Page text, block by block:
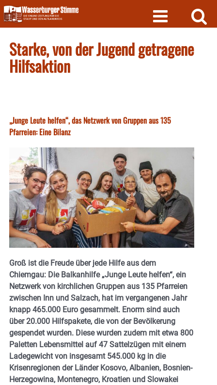
Skip
to
content
Starke, von der Jugend getragene
Hilfsaktion
„Junge Leute helfen“, das Netzwerk von Gruppen aus 135
Pfarreien: Eine Bilanz
Groß ist die Freude über jede Hilfe aus dem
Chiemgau: Die Balkanhilfe „Junge Leute helfen“, ein
Netzwerk von kirchlichen Gruppen aus 135 Pfarreien
zwischen Inn und Salzach, hat im vergangenen Jahr
knapp 465.000 Euro gesammelt. Enorm sind auch
über 20.000 Hilfspakete, die von der Bevölkerung
gespendet wurden. Diese wurden zudem mit etwa 800
Paletten Lebensmittel auf 47 Sattelzügen mit einem
Ladegewicht von insgesamt 545.000 kg in die
Krisenregionen der Länder Kosovo, Albanien, Bosnien-
Herzegowina, Montenegro, Kroatien und Slowakei